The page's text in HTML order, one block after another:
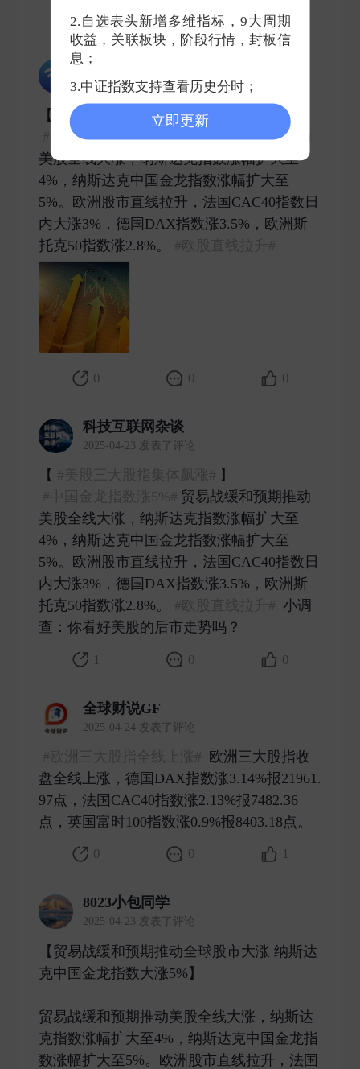
0 0 0
微博通信
2025-04-23 发表了评论
【​​​ #美股三大股指集体飙涨#
#中国金龙指数涨5%# 贸易战缓和预期推动
美股全线大涨，纳斯达克指数涨幅扩大至
4%，纳斯达克中国金龙指数涨幅扩大至
5%。欧洲股市直线拉升，法国CAC40指数日
内大涨3%，德国DAX指数涨3.5%，欧洲斯
托克50指数涨2.8%。
0 0 0
科技互联网杂谈
2025-04-23 发表了评论
【​​​
】
贸易战缓和预期推动
美股全线大涨，纳斯达克指数涨幅扩大至
4%，纳斯达克中国金龙指数涨幅扩大至
5%。欧洲股市直线拉升，法国CAC40指数日
内大涨3%，德国DAX指数涨3.5%，欧洲斯
托克50指数涨2.8%。
小调
查：你看好美股的后市走势吗？ ​
1 0 0
全球财说GF
2025-04-24 发表了评论
欧洲三大股指收
盘全线上涨，德国DAX指数涨3.14%报21961.
97点，法国CAC40指数涨2.13%报7482.36
点，英国富时100指数涨0.9%报8403.18点。 ​
0 0 1
8023小包同学
2025-04-23 发表了评论
【贸易战缓和预期推动全球股市大涨 纳斯达
克中国金龙指数大涨5%】
贸易战缓和预期推动美股全线大涨，纳斯达
克指数涨幅扩大至4%，纳斯达克中国金龙指
数涨幅扩大至5%。欧洲股市直线拉升，法国
2.自选表头新增多维指标，9大周期
收益，关联板块，阶段行情，封板信
息；
3.中证指数支持查看历史分时；
立即更新